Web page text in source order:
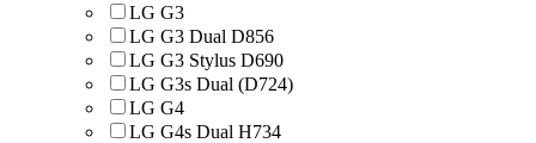
LG G3
LG G3 Dual D856
LG G3 Stylus D690
LG G3s Dual (D724)
LG G4
LG G4s Dual H734